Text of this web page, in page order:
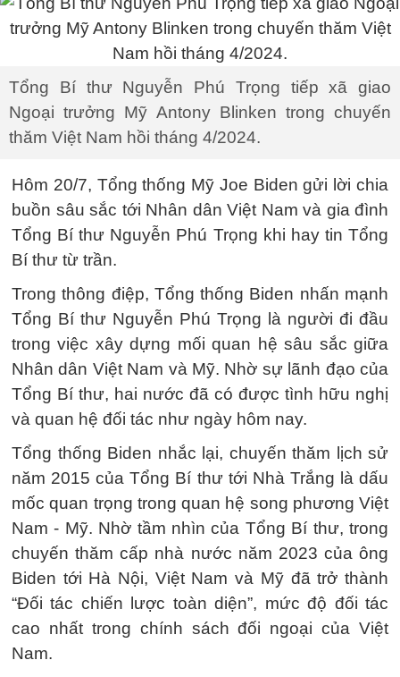
Tổng Bí thư Nguyễn Phú Trọng tiếp xã giao
Ngoại trưởng Mỹ Antony Blinken trong chuyến
thăm Việt Nam hồi tháng 4/2024.
Hôm 20/7, Tổng thống Mỹ Joe Biden gửi lời chia
buồn sâu sắc tới Nhân dân Việt Nam và gia đình
Tổng Bí thư Nguyễn Phú Trọng khi hay tin Tổng
Bí thư từ trần.
Trong thông điệp, Tổng thống Biden nhấn mạnh
Tổng Bí thư Nguyễn Phú Trọng là người đi đầu
trong việc xây dựng mối quan hệ sâu sắc giữa
Nhân dân Việt Nam và Mỹ. Nhờ sự lãnh đạo của
Tổng Bí thư, hai nước đã có được tình hữu nghị
và quan hệ đối tác như ngày hôm nay.
Tổng thống Biden nhắc lại, chuyến thăm lịch sử
năm 2015 của Tổng Bí thư tới Nhà Trắng là dấu
mốc quan trọng trong quan hệ song phương Việt
Nam - Mỹ. Nhờ tầm nhìn của Tổng Bí thư, trong
chuyến thăm cấp nhà nước năm 2023 của ông
Biden tới Hà Nội, Việt Nam và Mỹ đã trở thành
“Đối tác chiến lược toàn diện”, mức độ đối tác
cao nhất trong chính sách đối ngoại của Việt
Nam.